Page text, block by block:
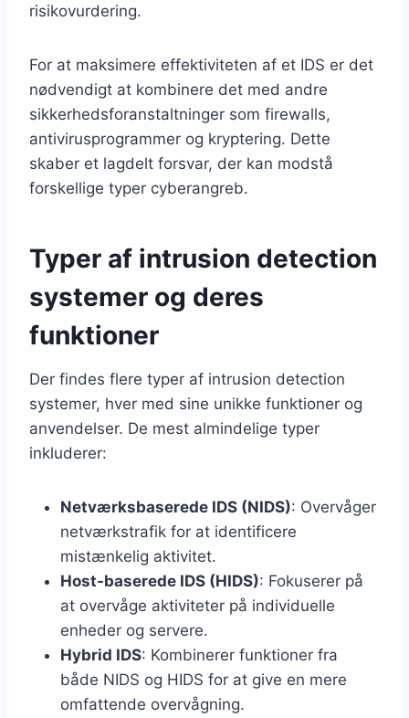
risikovurdering.
For at maksimere effektiviteten af et IDS er det
nødvendigt at kombinere det med andre
sikkerhedsforanstaltninger som firewalls,
antivirusprogrammer og kryptering. Dette
skaber et lagdelt forsvar, der kan modstå
forskellige typer cyberangreb.
Typer af intrusion detection
systemer og deres
funktioner
Der findes flere typer af intrusion detection
systemer, hver med sine unikke funktioner og
anvendelser. De mest almindelige typer
inkluderer:
Netværksbaserede IDS (NIDS): Overvåger
netværkstrafik for at identificere
mistænkelig aktivitet.
Host-baserede IDS (HIDS): Fokuserer på
at overvåge aktiviteter på individuelle
enheder og servere.
Hybrid IDS: Kombinerer funktioner fra
både NIDS og HIDS for at give en mere
omfattende overvågning.